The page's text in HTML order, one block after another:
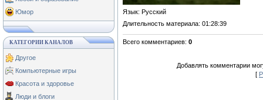
Юмор
КАТЕГОРИИ КАНАЛОВ
Другое
Компьютерные игры
Красота и здоровье
Люди и блоги
Язык: Русский
Длительность материала: 01:28:39
Всего комментариев: 0
Добавлять комментарии
[